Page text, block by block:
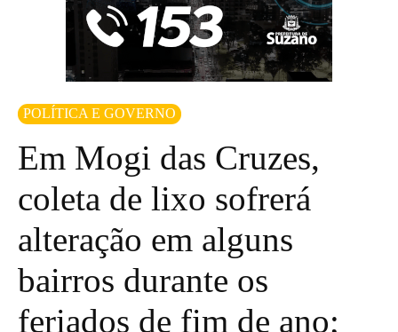
POLÍTICA E GOVERNO
Em Mogi das Cruzes,
coleta de lixo sofrerá
alteração em alguns
bairros durante os
feriados de fim de ano;